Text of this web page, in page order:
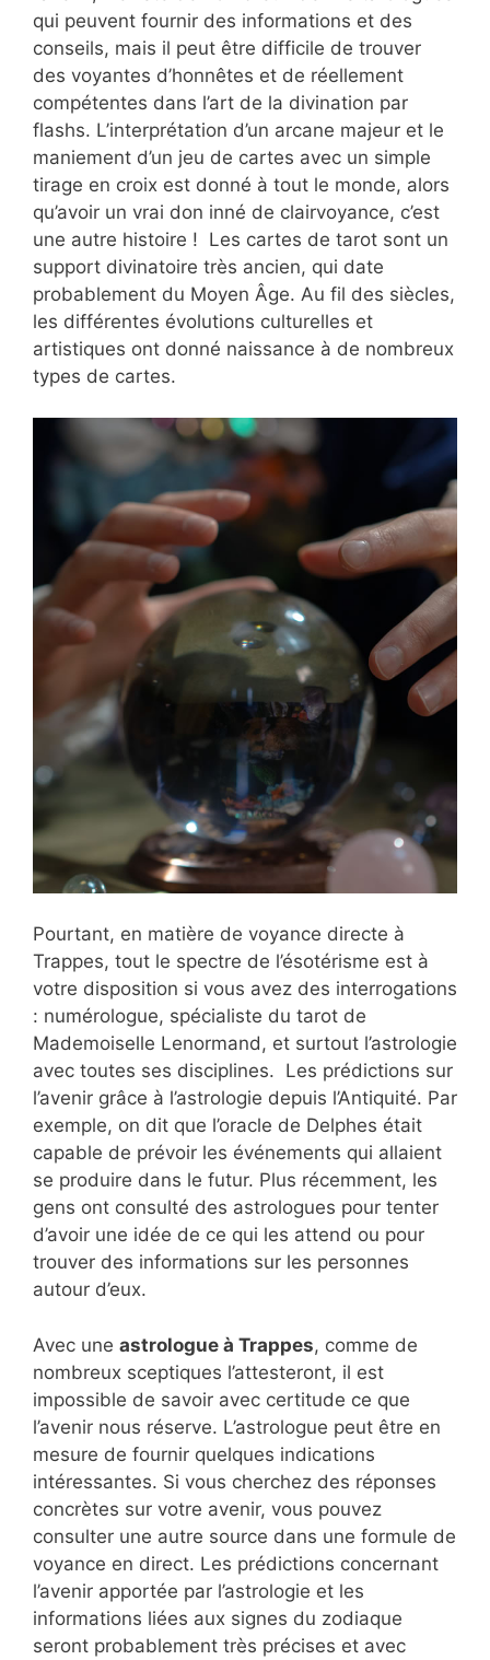
qui peuvent fournir des informations et des
conseils, mais il peut être difficile de trouver
des voyantes d’honnêtes et de réellement
compétentes dans l’art de la divination par
flashs. L’interprétation d’un arcane majeur et le
maniement d’un jeu de cartes avec un simple
tirage en croix est donné à tout le monde, alors
qu’avoir un vrai don inné de clairvoyance, c’est
une autre histoire ! Les cartes de tarot sont un
support divinatoire très ancien, qui date
probablement du Moyen Âge. Au fil des siècles,
les différentes évolutions culturelles et
artistiques ont donné naissance à de nombreux
types de cartes.
Pourtant, en matière de voyance directe à
Trappes, tout le spectre de l’ésotérisme est à
votre disposition si vous avez des interrogations
: numérologue, spécialiste du tarot de
Mademoiselle Lenormand, et surtout l’astrologie
avec toutes ses disciplines. Les prédictions sur
l’avenir grâce à l’astrologie depuis l’Antiquité. Par
exemple, on dit que l’oracle de Delphes était
capable de prévoir les événements qui allaient
se produire dans le futur. Plus récemment, les
gens ont consulté des astrologues pour tenter
d’avoir une idée de ce qui les attend ou pour
trouver des informations sur les personnes
autour d’eux.
Avec une astrologue à Trappes, comme de
nombreux sceptiques l’attesteront, il est
impossible de savoir avec certitude ce que
l’avenir nous réserve. L’astrologue peut être en
mesure de fournir quelques indications
intéressantes. Si vous cherchez des réponses
concrètes sur votre avenir, vous pouvez
consulter une autre source dans une formule de
voyance en direct. Les prédictions concernant
l’avenir apportée par l’astrologie et les
informations liées aux signes du zodiaque
seront probablement très précises et avec